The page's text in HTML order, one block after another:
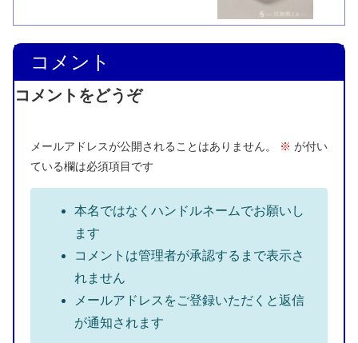
コメント
コメントをどうぞ
メールアドレスが公開されることはありません。 ※ が付い
ている欄は必須項目です
本名ではなくハンドルネームでお願いし
ます
コメントは管理者が承認するまで表示さ
れません
メールアドレスをご登録いただくと返信
が通知されます